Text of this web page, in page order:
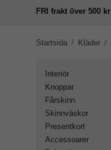
FRI frakt över 500 kr
Startsida / Kläder /
Interiör
Knoppar
Fårskinn
Skinnväskor
Presentkort
Accessoarer